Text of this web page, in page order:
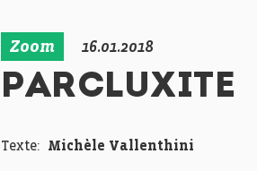
Zoom 16.01.2018
PARCLUXITE
Texte: Michèle Vallenthini